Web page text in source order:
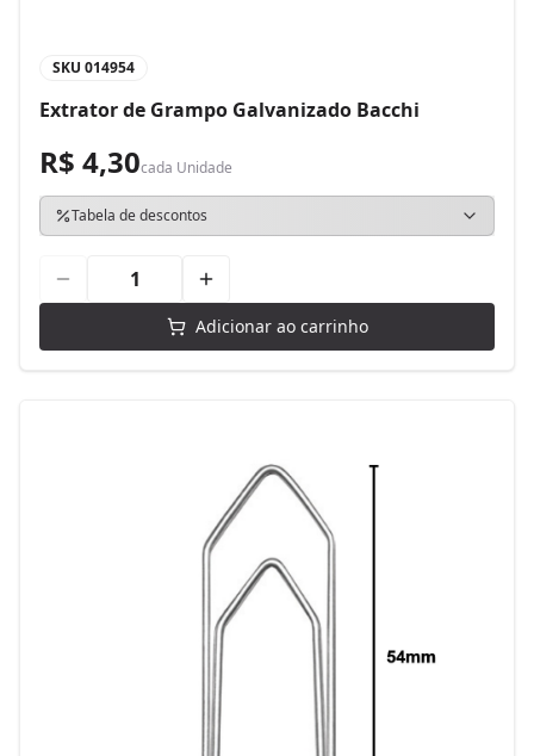
SKU 014954
Extrator de Grampo Galvanizado Bacchi
R$ 4,30cada Unidade
Tabela de descontos
Adicionar ao carrinho